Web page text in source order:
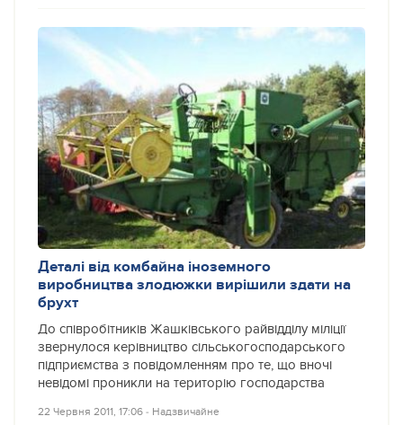
Деталі від комбайна іноземного
виробництва злодюжки вирішили здати на
брухт
До співробітників Жашківського райвідділу міліції
звернулося керівництво сільськогосподарського
підприємства з повідомленням про те, що вночі
невідомі проникли на територію господарства
22 Червня 2011, 17:06 ‐ Надзвичайне